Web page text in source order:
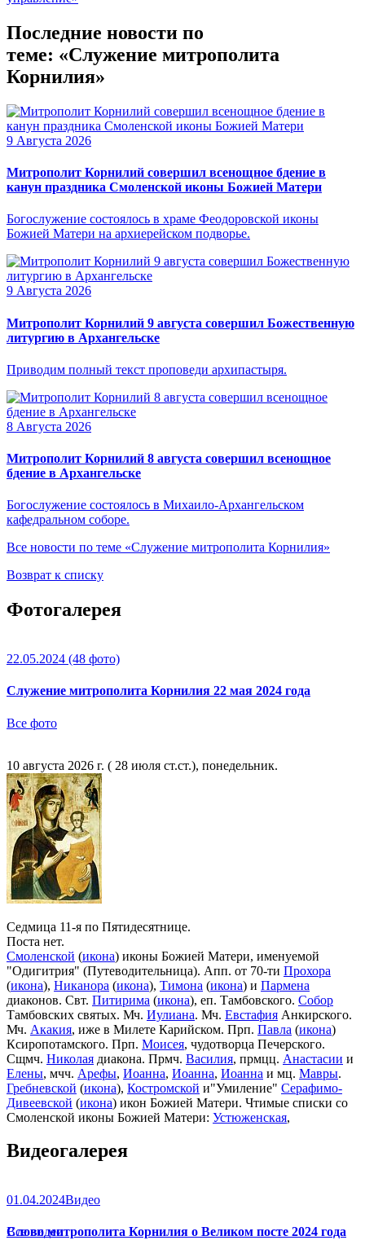
Последние новости по
теме: «Служение митрополита
Корнилия»
9 Августа 2026
Митрополит Корнилий совершил всенощное бдение в
канун праздника Смоленской иконы Божией Матери
Богослужение состоялось в храме Феодоровской иконы
Божией Матери на архиерейском подворье.
9 Августа 2026
Митрополит Корнилий 9 августа совершил Божественную
литургию в Архангельске
Приводим полный текст проповеди архипастыря.
8 Августа 2026
Митрополит Корнилий 8 августа совершил всенощное
бдение в Архангельске
Богослужение состоялось в Михаило-Архангельском
кафедральном соборе.
Все новости по теме «Служение митрополита Корнилия»
Возврат к списку
Фотогалерея
22.05.2024 (48 фото)
Служение митрополита Корнилия 22 мая 2024 года
Все фото
10 августа 2026 г. ( 28 июля ст.ст.), понедельник.
Седмица 11-я по Пятидесятнице.
Поста нет.
Смоленской (икона) иконы Божией Матери, именуемой
"Одигитрия" (Путеводительница). Апп. от 70-ти Прохора
(икона), Никанора (икона), Тимона (икона) и Пармена
диаконов. Свт. Питирима (икона), еп. Тамбовского. Собор
Тамбовских святых. Мч. Иулиана. Мч. Евстафия Анкирского.
Мч. Акакия, иже в Милете Карийском. Прп. Павла (икона)
Ксиропотамского. Прп. Моисея, чудотворца Печерского.
Сщмч. Николая диакона. Прмч. Василия, прмцц. Анастасии и
Елены, мчч. Арефы, Иоанна, Иоанна, Иоанна и мц. Мавры.
Гребневской (икона), Костромской и"Умиление" Серафимо-
Дивеевской (икона) икон Божией Матери. Чтимые списки со
Смоленской иконы Божией Матери: Устюженская,
(икона),Игрицкая,Шуйская
Сергиевская(в Троице-Сергиевой Лавре).
Видеогалерея
01.04.2024Видео
Слово митрополита Корнилия о Великом посте 2024 года
Все видео